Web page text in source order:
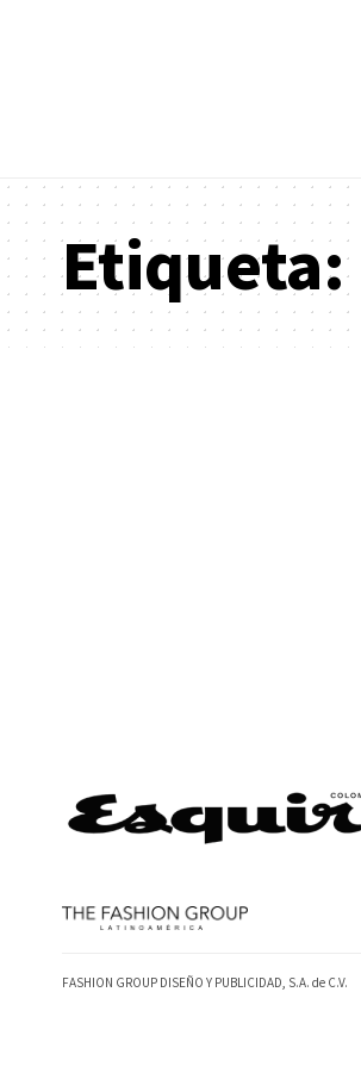
Etiqueta:
FASHION GROUP DISEÑO Y PUBLICIDAD, S.A. de C.V.